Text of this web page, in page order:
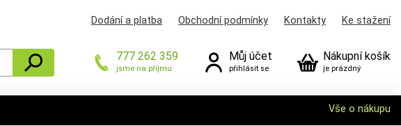
Dodání a platba Obchodní podmínky Kontakty Ke stažení
777 262 359
jsme na příjmu
Můj účet
přihlásit se
Nákupní košík
je prázdný
Vše o nákupu